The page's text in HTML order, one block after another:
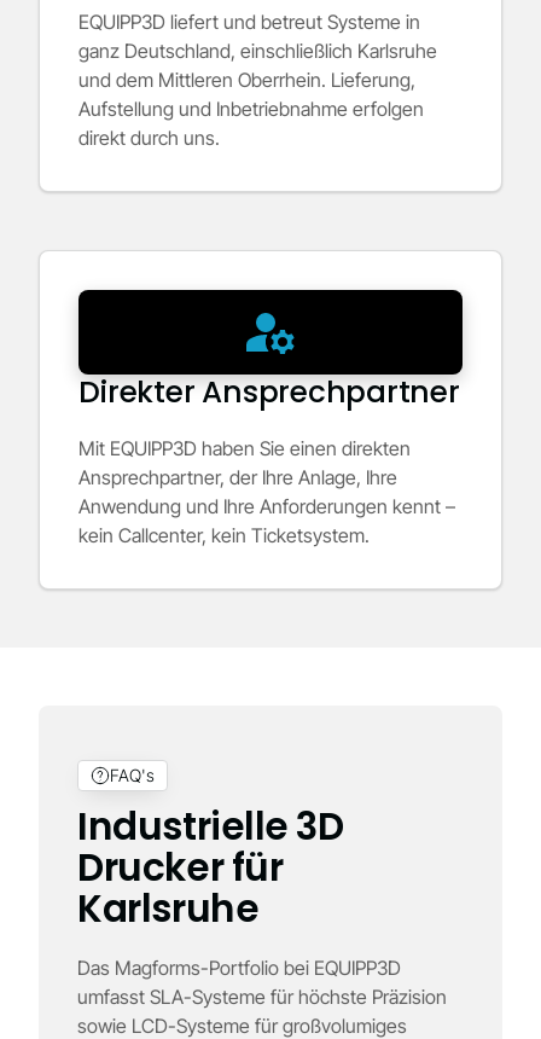
EQUIPP3D liefert und betreut Systeme in
ganz Deutschland, einschließlich Karlsruhe
und dem Mittleren Oberrhein. Lieferung,
Aufstellung und Inbetriebnahme erfolgen
direkt durch uns.
Direkter Ansprechpartner
Mit EQUIPP3D haben Sie einen direkten
Ansprechpartner, der Ihre Anlage, Ihre
Anwendung und Ihre Anforderungen kennt –
kein Callcenter, kein Ticketsystem.
FAQ's
Industrielle 3D
Drucker für
Karlsruhe
Das Magforms-Portfolio bei EQUIPP3D
umfasst SLA-Systeme für höchste Präzision
sowie LCD-Systeme für großvolumiges